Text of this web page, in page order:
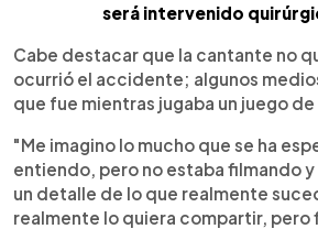
será intervenido
Cabe destacar que la cantante no
ocurrió el accidente; algunos
que fue mientras jugaba un juego
"Me imagino lo mucho que se ha
entiendo, pero no estaba filmando
un detalle de lo que realmente
realmente lo quiera compartir, pero